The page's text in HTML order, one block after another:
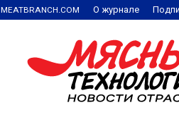
MEATBRANCH.COM О журнале
Мясные
|
Новости
отрасли